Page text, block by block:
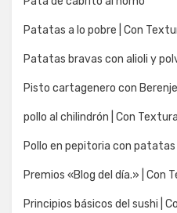
Patatas a lo pobre | Con
Patatas bravas con alioli y
Pisto cartagenero con
pollo al chilindrón | Con
Pollo en pepitoria con
Premios «Blog del día.» | Con
Principios básicos del sushi |